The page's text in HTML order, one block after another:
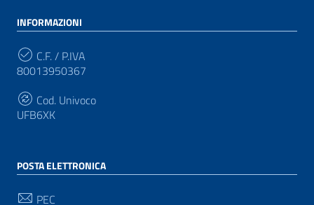
INFORMAZIONI
C.F. / P.IVA
80013950367
Cod. Univoco
UFB6XK
POSTA ELETTRONICA
PEC